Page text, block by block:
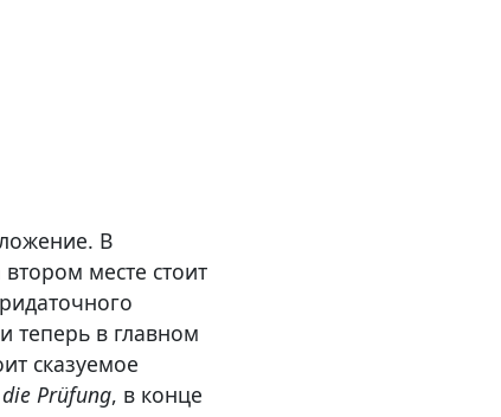
В
месте стоит
теперь в главном
сказуемое
die Prüfung, в конце